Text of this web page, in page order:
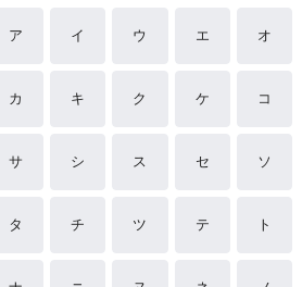
ア イ ウ エ オ
カ キ ク ケ コ
サ シ ス セ ソ
タ チ ツ テ ト